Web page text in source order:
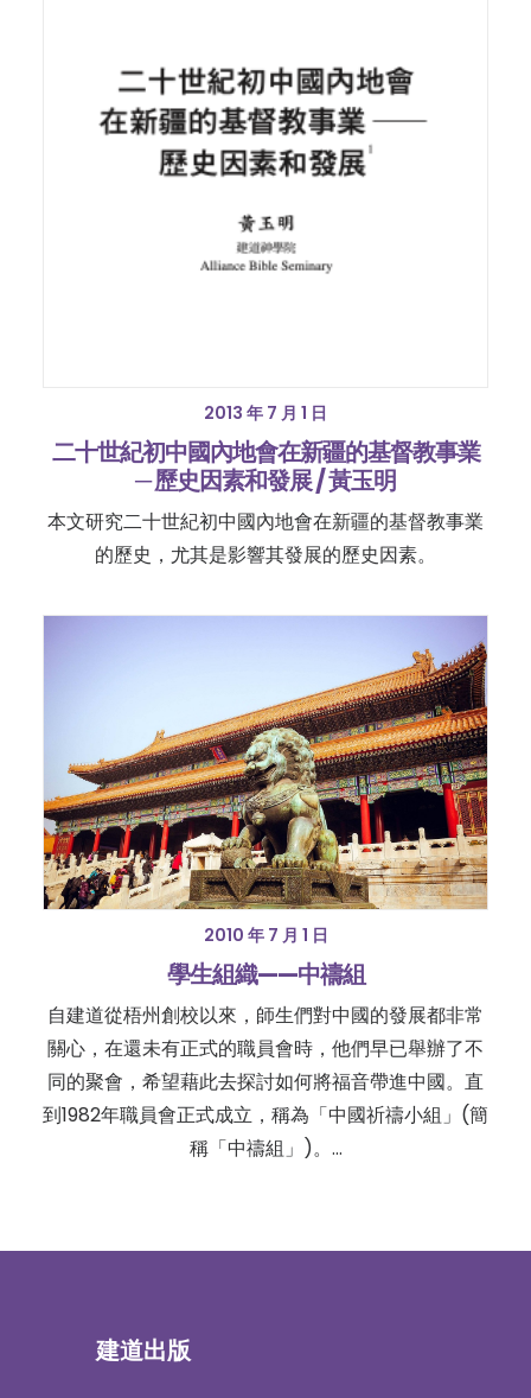
2013 年 7 月 1 日
二十世紀初中國內地會在新疆的基督教事業
─ 歷史因素和發展 / 黃玉明
本文研究二十世紀初中國內地會在新疆的基督教事業
的歷史，尤其是影響其發展的歷史因素。
2010 年 7 月 1 日
學生組織——中禱組
自建道從梧州創校以來，師生們對中國的發展都非常
關心，在還未有正式的職員會時，他們早已舉辦了不
同的聚會，希望藉此去探討如何將福音帶進中國。直
到1982年職員會正式成立，稱為「中國祈禱小組」(簡
稱「中禱組」)。…
建道出版